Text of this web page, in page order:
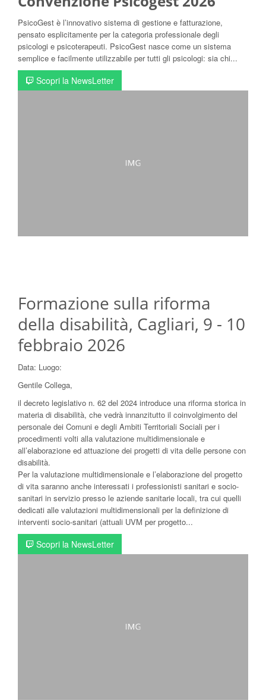
PsicoGest è l’innovativo sistema di gestione e fatturazione,
pensato esplicitamente per la categoria professionale degli
psicologi e psicoterapeuti. PsicoGest nasce come un sistema
semplice e facilmente utilizzabile per tutti gli psicologi: sia chi...
Scopri la NewsLetter
Formazione sulla riforma
della disabilità, Cagliari, 9 - 10
febbraio 2026
Data: Luogo:
Gentile Collega,
il decreto legislativo n. 62 del 2024 introduce una riforma storica in
materia di disabilità, che vedrà innanzitutto il coinvolgimento del
personale dei Comuni e degli Ambiti Territoriali Sociali per i
procedimenti volti alla valutazione multidimensionale e
all’elaborazione ed attuazione dei progetti di vita delle persone con
disabilità.
Per la valutazione multidimensionale e l’elaborazione del progetto
di vita saranno anche interessati i professionisti sanitari e socio-
sanitari in servizio presso le aziende sanitarie locali, tra cui quelli
dedicati alle valutazioni multidimensionali per la definizione di
interventi socio-sanitari (attuali UVM per progetto...
Scopri la NewsLetter